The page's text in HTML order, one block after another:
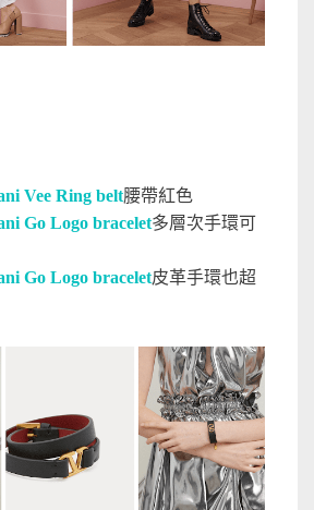
Vee Ring belt腰帶紅色
Go Logo bracelet多層次手環可
Go Logo bracelet皮革手環也超